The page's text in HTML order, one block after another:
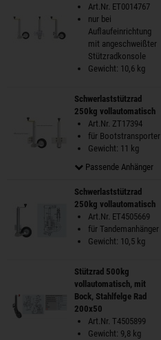
Art.Nr. ET0014767
nur bei
Auflaufeinrichtung
mit angeschweißter
Stützradkonsole
Gewicht: 10,6 kg
Schwerlaststützrad
250kg vollautomatisch
Art.Nr. ZT17394
für Bootstransporter
Gewicht: 11 kg
Passende Anhänger
Schwerlaststützrad
250kg vollautomatisch
Art.Nr. ET4505669
für Tandemanhänger
Gewicht: 10,5 kg
Stützrad 500kg
vollautomatisch, mit
Bock, Stahlfelge Rad
200x50
Art.Nr. T4505899
Gewicht: 9,8 kg